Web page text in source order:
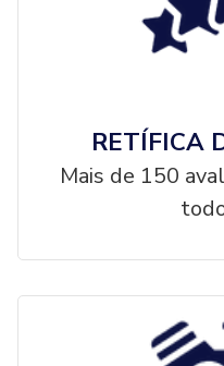
RETÍFICA
Mais de 150